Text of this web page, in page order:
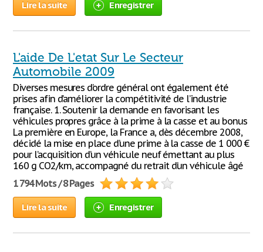
Lire la suite Enregistrer
L'aide De L'etat Sur Le Secteur
Automobile 2009
Diverses mesures d’ordre général ont également été
prises afin d’améliorer la compétitivité de l’industrie
française. 1. Soutenir la demande en favorisant les
véhicules propres grâce à la prime à la casse et au bonus
La première en Europe, la France a, dès décembre 2008,
décidé la mise en place d’une prime à la casse de 1 000 €
pour l’acquisition d’un véhicule neuf émettant au plus
160 g CO2/km, accompagné du retrait d’un véhicule âgé
1 794 Mots / 8 Pages
Lire la suite Enregistrer